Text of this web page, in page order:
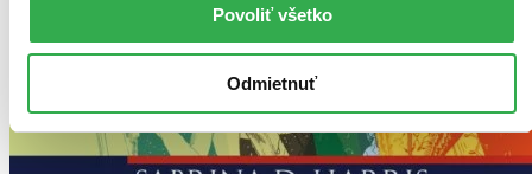
Povoliť všetko
Odmietnuť